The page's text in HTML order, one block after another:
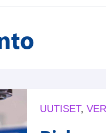
UUTISET,